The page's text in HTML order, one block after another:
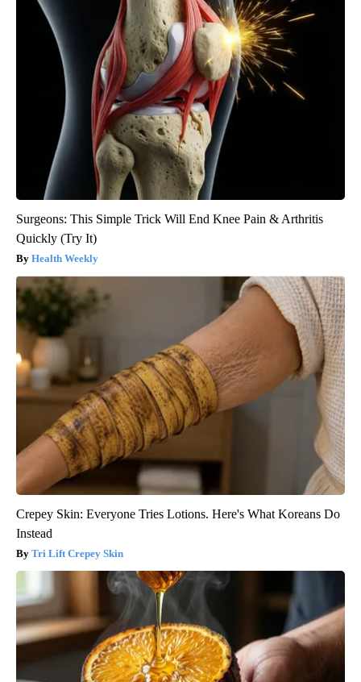
Surgeons: This Simple Trick Will End Knee Pain & Arthritis
Quickly (Try It)
Health Weekly
Crepey Skin: Everyone Tries Lotions. Here's What Koreans Do
Instead
Tri Lift Crepey Skin